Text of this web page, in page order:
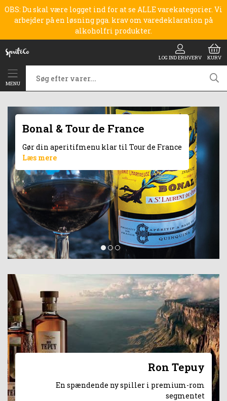
OBS: Du skal være logget ind for at se ALLE varekategorier. Vi
arbejder på en løsning pga. krav om varedeklaration på
alkoholfri produkter.
LOG IND ERHVERV KURV
MENU
Bonal & Tour de France
Gør din aperitifmenu klar til Tour de France
Læs mere
Ron Tepuy
En spændende ny spiller i premium-rom
segmentet